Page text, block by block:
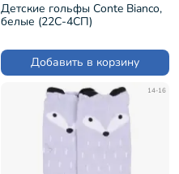
Детские гольфы Conte Bianco,
белые (22С-4СП)
Добавить в корзину
14-16